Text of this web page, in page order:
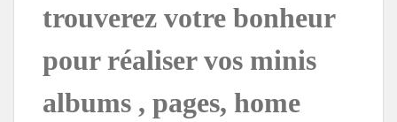
trouverez votre bonheur
pour réaliser vos minis
albums , pages, home